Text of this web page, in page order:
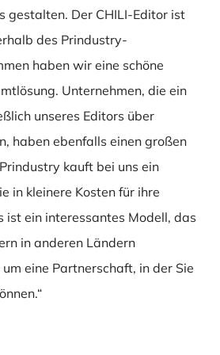
gestalten. Der CHILI-Editor ist
des Prindustry-
haben wir eine schöne
Unternehmen, die ein
unseres Editors über
haben ebenfalls einen großen
Prindustry kauft bei uns ein
in kleinere Kosten für ihre
ist ein interessantes Modell, das
in anderen Ländern
um eine Partnerschaft, in der Sie